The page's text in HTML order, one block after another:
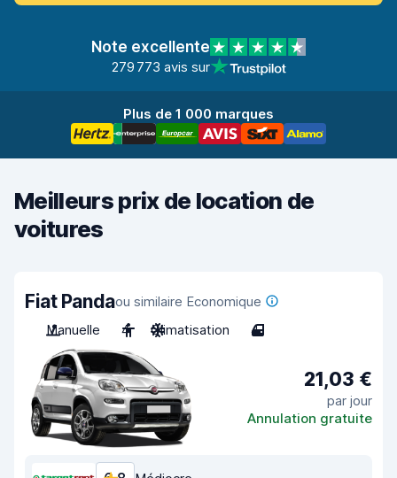
Note excellente
279 773 avis sur
Plus de 1 000 marques
Meilleurs prix de location de
voitures
Fiat Pandaou similaire Economique
Manuelle
4 Climatisation 4
21,03 €
par jour
Annulation gratuite